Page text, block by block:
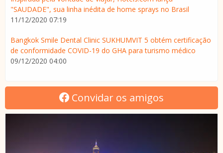
"SAUDADE", sua linha inédita de home sprays no Brasil
11/12/2020 07:19
Bangkok Smile Dental Clinic SUKHUMVIT 5 obtém certificação
de conformidade COVID-19 do GHA para turismo médico
09/12/2020 04:00
Convidar os amigos